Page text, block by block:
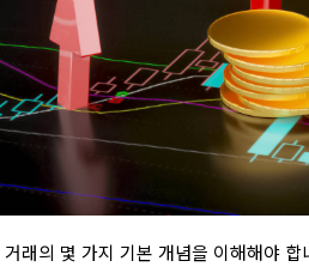
거래의 몇 가지 기본 개념을 이해해야